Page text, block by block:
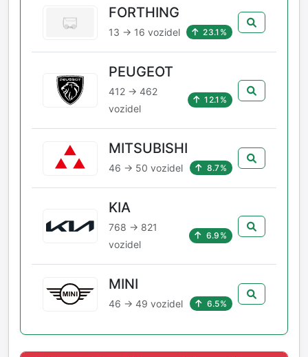
FORTHING
13 → 16 vozidel 23.1%
PEUGEOT
412 → 462
vozidel
12.1%
MITSUBISHI
46 → 50 vozidel 8.7%
KIA
768 → 821
vozidel
6.9%
MINI
46 → 49 vozidel 6.5%